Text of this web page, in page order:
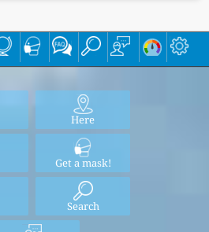
Here
Get a mask!
Search